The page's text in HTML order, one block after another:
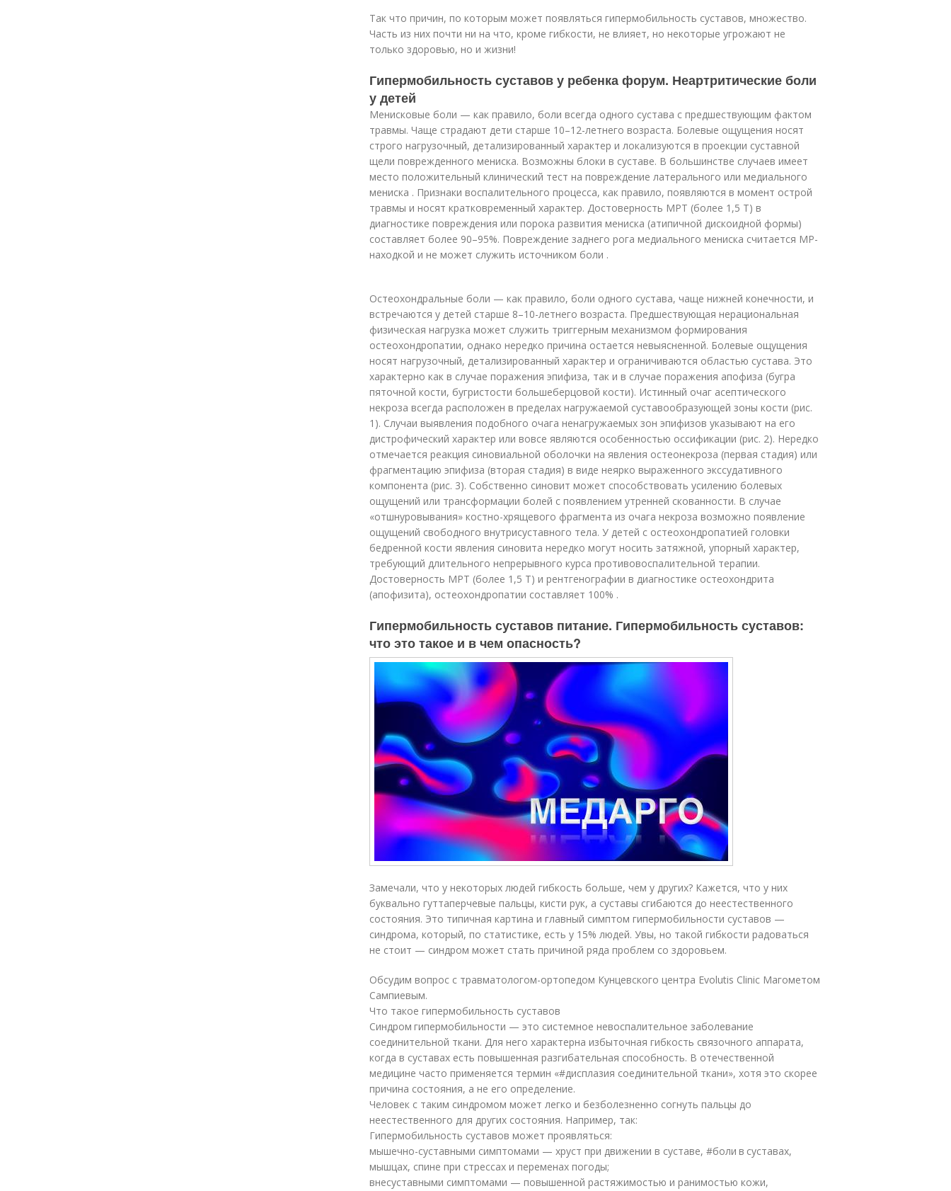
Так что причин, по которым может появляться гипермобильность суставов, множество.
Часть из них почти ни на что, кроме гибкости, не влияет, но некоторые угрожают не
только здоровью, но и жизни!
Гипермобильность суставов у ребенка форум. Неартритические боли
у детей
Менисковые боли — как правило, боли всегда одного сустава с предшествующим фактом
травмы. Чаще страдают дети старше 10–12-летнего возраста. Болевые ощущения носят
строго нагрузочный, детализированный характер и локализуются в проекции суставной
щели поврежденного мениска. Возможны блоки в суставе. В большинстве случаев имеет
место положительный клинический тест на повреждение латерального или медиального
мениска . Признаки воспалительного процесса, как правило, появляются в момент острой
травмы и носят кратковременный характер. Достоверность МРТ (более 1,5 Т) в
диагностике повреждения или порока развития мениска (атипичной дискоидной формы)
составляет более 90–95%. Повреждение заднего рога медиального мениска считается МР-
находкой и не может служить источником боли .
Остеохондральные боли — как правило, боли одного сустава, чаще нижней конечности, и
встречаются у детей старше 8–10-летнего возраста. Предшествующая нерациональная
физическая нагрузка может служить триггерным механизмом формирования
остеохондропатии, однако нередко причина остается невыясненной. Болевые ощущения
носят нагрузочный, детализированный характер и ограничиваются областью сустава. Это
характерно как в случае поражения эпифиза, так и в случае поражения апофиза (бугра
пяточной кости, бугристости большеберцовой кости). Истинный очаг асептического
некроза всегда расположен в пределах нагружаемой суставообразующей зоны кости (рис.
1). Случаи выявления подобного очага ненагружаемых зон эпифизов указывают на его
дистрофический характер или вовсе являются особенностью оссификации (рис. 2). Нередко
отмечается реакция синовиальной оболочки на явления остеонекроза (первая стадия) или
фрагментацию эпифиза (вторая стадия) в виде неярко выраженного экссудативного
компонента (рис. 3). Собственно синовит может способствовать усилению болевых
ощущений или трансформации болей с появлением утренней скованности. В случае
«отшнуровывания» костно-хрящевого фрагмента из очага некроза возможно появление
ощущений свободного внутрисуставного тела. У детей с остео­хондропатией головки
бедренной кости явления синовита нередко могут носить затяжной, упорный характер,
требующий длительного непрерывного курса противовоспалительной терапии.
Достоверность МРТ (более 1,5 Т) и рентгенографии в диагностике остеохондрита
(апофизита), остеохондропатии составляет 100% .
Гипермобильность суставов питание. Гипермобильность суставов:
что это такое и в чем опасность?
Замечали, что у некоторых людей гибкость больше, чем у других? Кажется, что у них
буквально гуттаперчевые пальцы, кисти рук, а суставы сгибаются до неестественного
состояния. Это типичная картина и главный симптом гипермобильности суставов —
синдрома, который, по статистике, есть у 15% людей. Увы, но такой гибкости радоваться
не стоит — синдром может стать причиной ряда проблем со здоровьем.
Обсудим вопрос с травматологом-ортопедом Кунцевского центра Evolutis Clinic Магометом
Сампиевым.
Что такое гипермобильность суставов
Синдром гипермобильности — это системное невоспалительное заболевание
соединительной ткани. Для него характерна избыточная гибкость связочного аппарата,
когда в суставах есть повышенная разгибательная способность. В отечественной
медицине часто применяется термин «#дисплазия соединительной ткани», хотя это скорее
причина состояния, а не его определение.
Человек с таким синдромом может легко и безболезненно согнуть пальцы до
неестественного для других состояния. Например, так:
Гипермобильность суставов может проявляться:
мышечно-суставными симптомами — хруст при движении в суставе, #боли в суставах,
мышцах, спине при стрессах и переменах погоды;
внесуставными симптомами — повышенной растяжимостью и ранимостью кожи,